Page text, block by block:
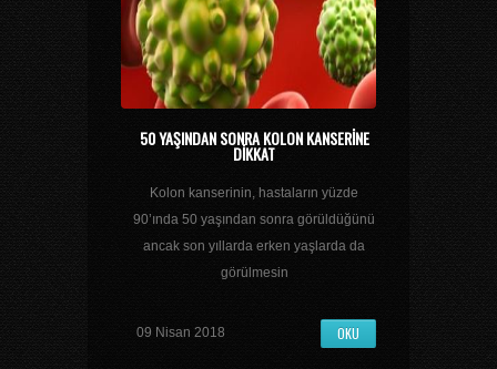
50 YAŞINDAN SONRA KOLON KANSERINE
DIKKAT
Kolon kanserinin, hastaların yüzde
90’ında 50 yaşından sonra görüldüğünü
ancak son yıllarda erken yaşlarda da
görülmesin
09 Nisan 2018 OKU